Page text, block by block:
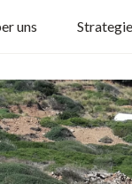
uns Strategie